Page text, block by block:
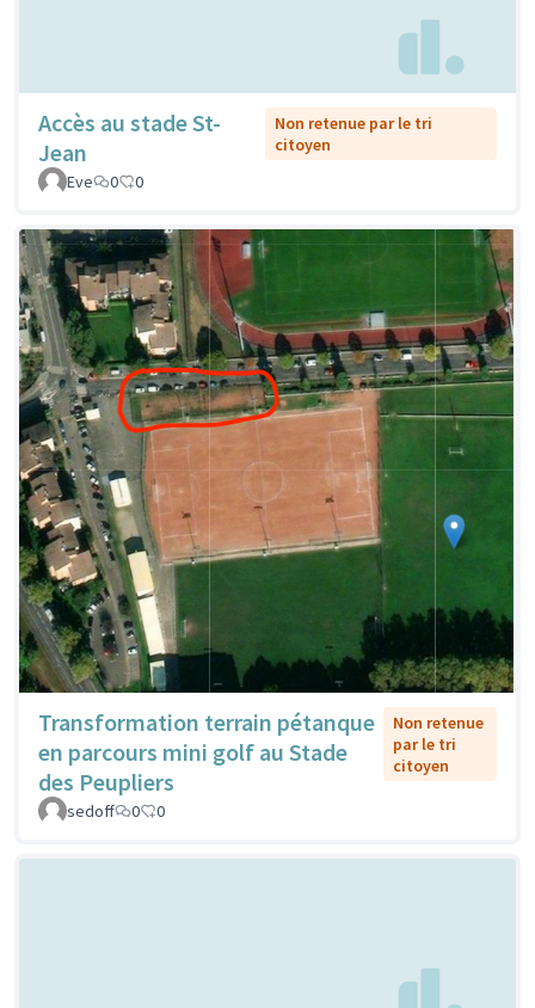
Accès au stade St-
Jean
Non retenue par le tri
citoyen
Eve
0 0
Transformation terrain pétanque
en parcours mini golf au Stade
des Peupliers
Non retenue
par le tri
citoyen
sedoff 0 0